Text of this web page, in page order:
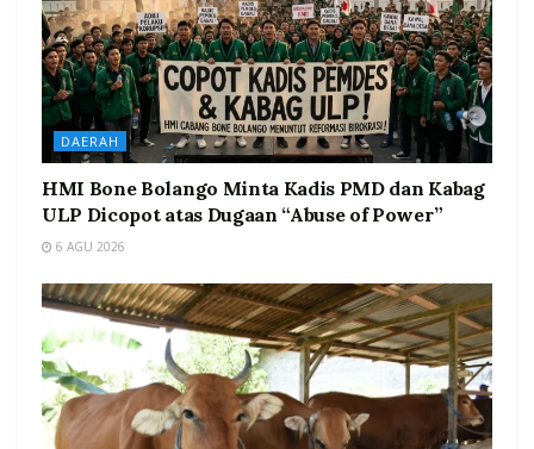
DAERAH
HMI Bone Bolango Minta Kadis PMD dan Kabag
ULP Dicopot atas Dugaan “Abuse of Power”
6 AGU 2026